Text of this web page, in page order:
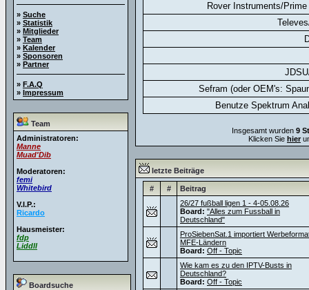
» Suche
» Statistik
» Mitglieder
» Team
» Kalender
» Sponsoren
» Partner
» F.A.Q
» Impressum
Team
Administratoren:
Manne
Muad'Dib
Moderatoren:
femi
Whitebird
V.I.P.:
Ricardo
Hausmeister:
fdp
Liddll
Boardsuche
Rover Instruments/
Sefram (oder OEM's:
Benutze Spektrum
Insgesamt wurden 9
Klicken Sie hier
letzte Beiträge
# #
Beitrag
26/27 fußball ligen 1 - 4-05.08.26
Board: "Alles zum Fussball in
Deutschland"
ProSiebenSat.1 importiert
MFE-Ländern
Board: Off - Topic
Wie kam es zu den IPTV-Busts in
Deutschland?
Board: Off - Topic